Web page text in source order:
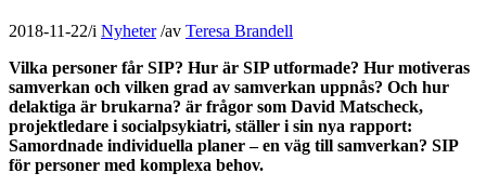
2018-11-22/i Nyheter /av Teresa Brandell
Vilka personer får SIP? Hur är SIP utformade? Hur motiveras
samverkan och vilken grad av samverkan uppnås? Och hur
delaktiga är brukarna? är frågor som David Matscheck,
projektledare i socialpsykiatri, ställer i sin nya rapport:
Samordnade individuella planer – en väg till samverkan? SIP
för personer med komplexa behov.